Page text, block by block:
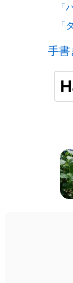
「
「
手書